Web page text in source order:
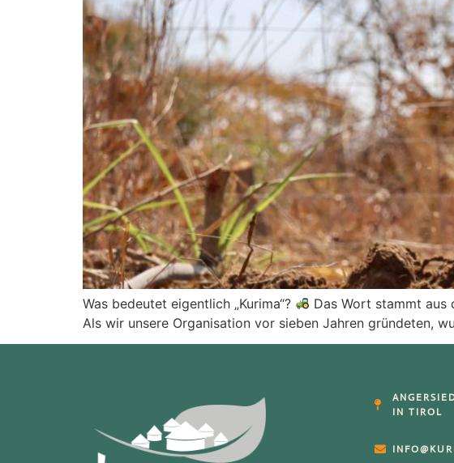
Was bedeutet eigentlich „Kurima“?
Das Wort stammt aus
Als wir unsere Organisation vor sieben Jahren gründeten,
IN TIROL